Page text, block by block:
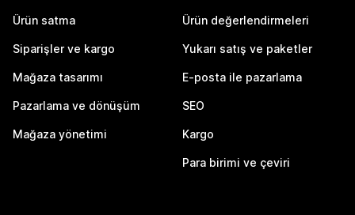
Ürün satma
Siparişler ve kargo
Mağaza tasarımı
Pazarlama ve dönüşüm
Mağaza yönetimi
Ürün değerlendirmeleri
Yukarı satış ve paketler
E-posta ile pazarlama
SEO
Kargo
Para birimi ve çeviri